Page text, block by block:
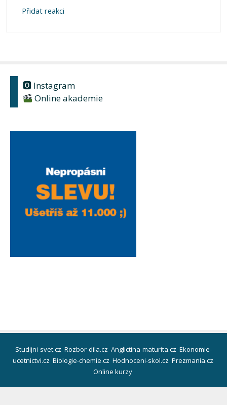
Přidat reakci
🅾 Instagram
Online akademie
Studijni-svet.cz Rozbor-dila.cz Anglictina-maturita.cz Ekonomie-
ucetnictvi.cz Biologie-chemie.cz Hodnoceni-skol.cz Prezmania.cz
Online kurzy